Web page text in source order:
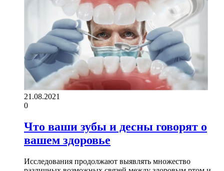
21.08.2021
0
Что ваши зубы и десны говорят о
вашем здоровье
Исследования продолжают выявлять множество